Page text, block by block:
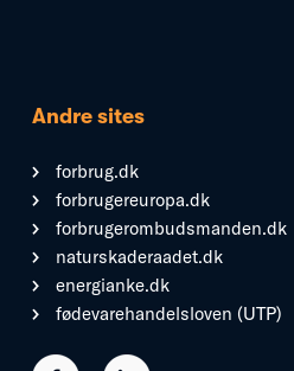
Andre sites
forbrug.dk
forbrugereuropa.dk
forbrugerombudsmanden.dk
naturskaderaadet.dk
energianke.dk
fødevarehandelsloven (UTP)